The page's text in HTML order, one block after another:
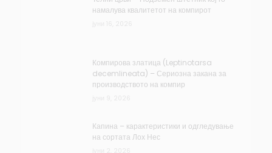
намалува квалитетот на компирот
Компирова златица (Leptinotarsa
decemlineata) – Сериозна закана за
производството на компир
Капина – карактеристики и одгледување
на сортата Лох Нес